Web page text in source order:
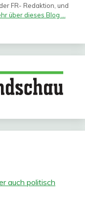
FR- Redaktion, und
über dieses Blog ...
auch politisch